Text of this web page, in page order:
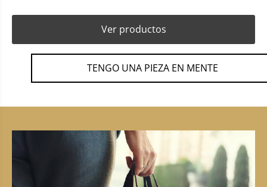
Ver productos
TENGO UNA PIEZA EN MENTE